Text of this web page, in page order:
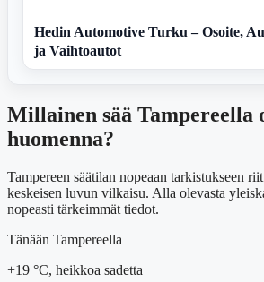
Hedin Automotive Turku – Osoite,
ja Vaihtoautot
Millainen sää Tampereella
huomenna?
Tampereen säätilan nopeaan tarkistukseen
keskeisen luvun vilkaisu. Alla olevasta
nopeasti tärkeimmät tiedot.
Tänään Tampereella
+19 °C, heikkoa sadetta